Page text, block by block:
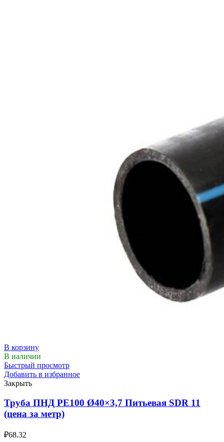
В корзину
В наличии
Быстрый просмотр
Добавить в избранное
Закрыть
Труба ПНД РЕ100 Ø40×3,7 Питьевая SDR 11
(цена за метр)
₽68.32